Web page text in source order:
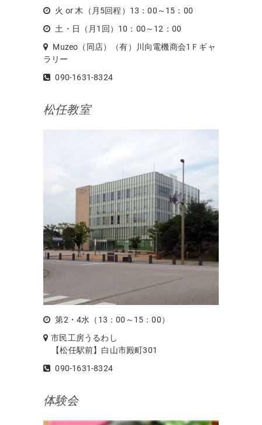
火 or 木（月5回程）13：00～15：00
土・日（月1回）10：00～12：00
Muzeo（同店）（有）川向電機商会1Ｆギャ
ラリー
090-1631-8324
松任教室
第2・4水（13：00～15：00）
市民工房うるわし
【松任駅前】白山市殿町301
090-1631-8324
体験会